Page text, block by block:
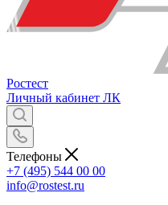
Ростест
Личный кабинет ЛК
Телефоны
+7 (495) 544 00 00
info@rostest.ru